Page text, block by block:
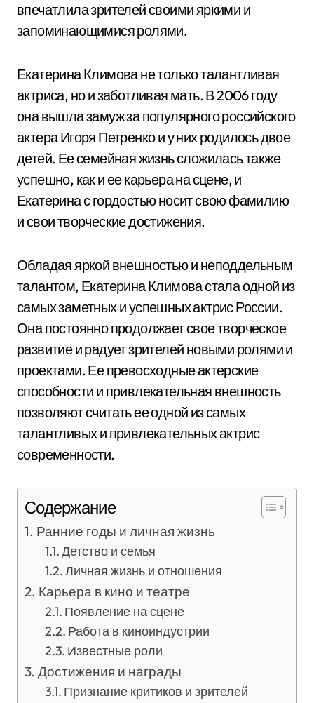
впечатлила зрителей своими яркими и
запоминающимися ролями.
Екатерина Климова не только талантливая
актриса, но и заботливая мать. В 2006 году
она вышла замуж за популярного российского
актера Игоря Петренко и у них родилось двое
детей. Ее семейная жизнь сложилась также
успешно, как и ее карьера на сцене, и
Екатерина с гордостью носит свою фамилию
и свои творческие достижения.
Обладая яркой внешностью и неподдельным
талантом, Екатерина Климова стала одной из
самых заметных и успешных актрис России.
Она постоянно продолжает свое творческое
развитие и радует зрителей новыми ролями и
проектами. Ее превосходные актерские
способности и привлекательная внешность
позволяют считать ее одной из самых
талантливых и привлекательных актрис
современности.
Содержание
Ранние годы и личная жизнь
Детство и семья
Личная жизнь и отношения
Карьера в кино и театре
Появление на сцене
Работа в киноиндустрии
Известные роли
Достижения и награды
Признание критиков и зрителей